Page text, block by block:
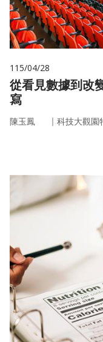
115/04/28
從看見數據到改
寫
陳玉鳳 ｜ 科技大觀園